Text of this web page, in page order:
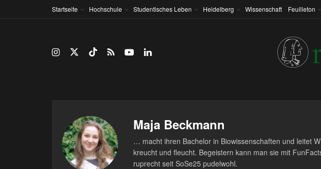
Startseite Hochschule Studentisches Leben Heidelberg Wissenschaft Feuilleton
Maja Beckmann
… macht ihren Bachelor in Biowissenschaften und leitet
kreucht und fleucht. Begeistern kann man sie mit
ruprecht seit SoSe25 pudelwohl.